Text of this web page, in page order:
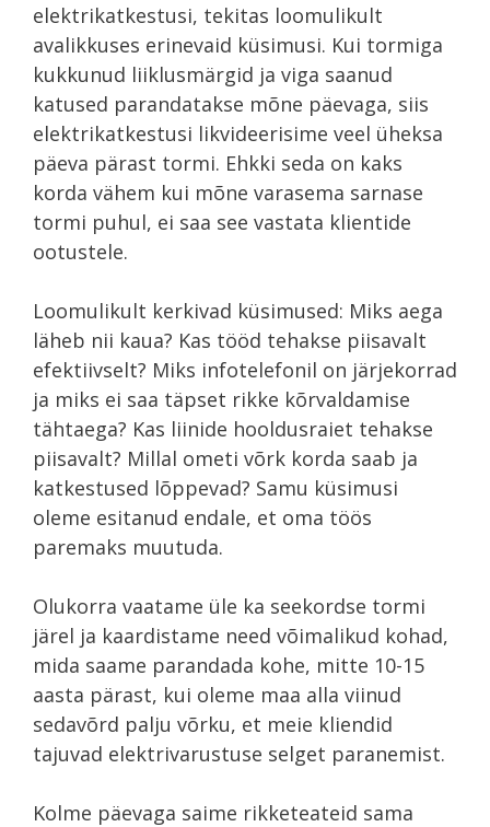
elektrikatkestusi, tekitas loomulikult
avalikkuses erinevaid küsimusi. Kui tormiga
kukkunud liiklusmärgid ja viga saanud
katused parandatakse mõne päevaga, siis
elektrikatkestusi likvideerisime veel üheksa
päeva pärast tormi. Ehkki seda on kaks
korda vähem kui mõne varasema sarnase
tormi puhul, ei saa see vastata klientide
ootustele.
Loomulikult kerkivad küsimused: Miks aega
läheb nii kaua? Kas tööd tehakse piisavalt
efektiivselt? Miks infotelefonil on järjekorrad
ja miks ei saa täpset rikke kõrvaldamise
tähtaega? Kas liinide hooldusraiet tehakse
piisavalt? Millal ometi võrk korda saab ja
katkestused lõppevad? Samu küsimusi
oleme esitanud endale, et oma töös
paremaks muutuda.
Olukorra vaatame üle ka seekordse tormi
järel ja kaardistame need võimalikud kohad,
mida saame parandada kohe, mitte 10-15
aasta pärast, kui oleme maa alla viinud
sedavõrd palju võrku, et meie kliendid
tajuvad elektrivarustuse selget paranemist.
Kolme päevaga saime rikketeateid sama